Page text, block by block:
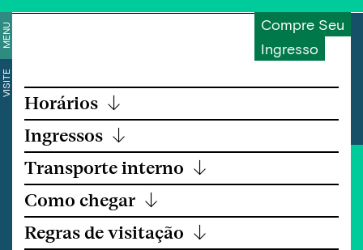
Compre Seu
Ingresso
MENU
VISITE
Horários ↓
Ingressos ↓
Transporte interno ↓
Como chegar ↓
Regras de visitação ↓